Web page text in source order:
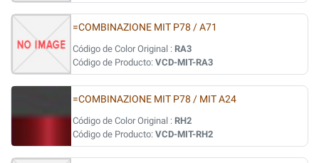
=COMBINAZIONE MIT P78 / A71
Código de Color Original : RA3
Código de Producto: VCD-MIT-RA3
=COMBINAZIONE MIT P78 / MIT A24
Código de Color Original : RH2
Código de Producto: VCD-MIT-RH2